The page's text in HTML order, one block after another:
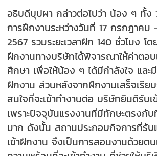
อธิบดีบุปผา กล่าวต่อไปว่า น้อง ๆ ทั้ง
การฝึกงานระหว่างวันที่ 17 กรกฎาคม
2567 รวมระยะเวลาฝึก 140 ชั่วโมง โด
ฝึกงานทางบริษัทได้พิจารณาให้ค่าตอ
ศึกษา เพื่อให้น้อง ๆ ได้มีกำลังใจ และ
ฝึกงาน ส่วนหลังจากฝึกงานเสร็จเรีย
สนใจที่จะเข้าทำงานต่อ บริษัทยินดีรับ
เพราะปัจจุบันแรงงานที่มีทักษะตรงกั
มาก ดังนั้น สถานประกอบกิจการที่รั
เข้าฝึกงาน จึงเป็นการสอนงานด้วยต